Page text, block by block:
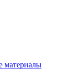
материалы